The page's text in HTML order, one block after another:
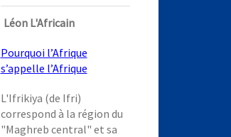
Léon L'Africain
Pourquoi l’Afrique
s’appelle l’Afrique
L'Ifrikiya (de Ifri)
correspond à la région du
"Maghreb central" et sa